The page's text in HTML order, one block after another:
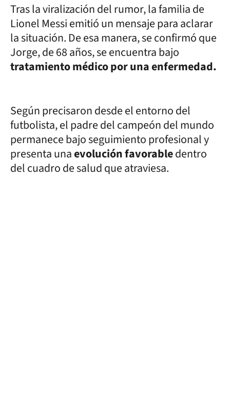
Tras la viralización del rumor, la familia de
Lionel Messi emitió un mensaje para aclarar
la situación. De esa manera, se confirmó que
Jorge, de 68 años, se encuentra bajo
tratamiento médico por una enfermedad.
Según precisaron desde el entorno del
futbolista, el padre del campeón del mundo
permanece bajo seguimiento profesional y
presenta unaevolución favorabledentro
del cuadro de salud que atraviesa.